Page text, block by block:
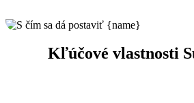
Kľúčové vlastnosti